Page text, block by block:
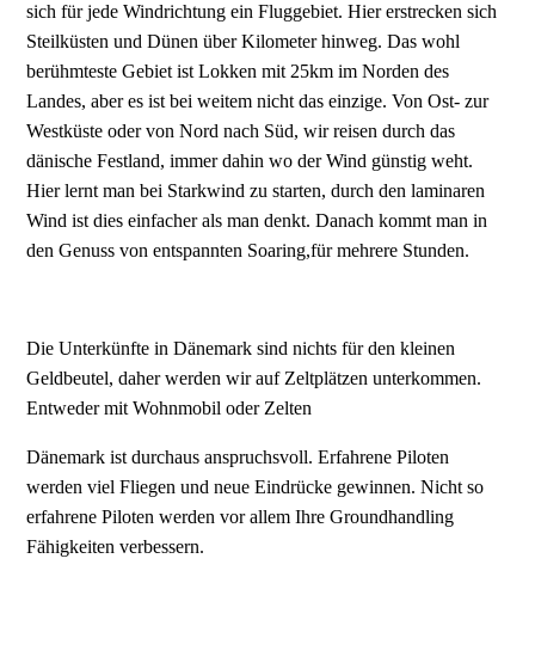
sich für jede Windrichtung ein Fluggebiet. Hier erstrecken sich
Steilküsten und Dünen über Kilometer hinweg. Das wohl
berühmteste Gebiet ist Lokken mit 25km im Norden des
Landes, aber es ist bei weitem nicht das einzige. Von Ost- zur
Westküste oder von Nord nach Süd, wir reisen durch das
dänische Festland, immer dahin wo der Wind günstig weht.
Hier lernt man bei Starkwind zu starten, durch den laminaren
Wind ist dies einfacher als man denkt. Danach kommt man in
den Genuss von entspannten Soaring,für mehrere Stunden.
Die Unterkünfte in Dänemark sind nichts für den kleinen
Geldbeutel, daher werden wir auf Zeltplätzen unterkommen.
Entweder mit Wohnmobil oder Zelten
Dänemark ist durchaus anspruchsvoll. Erfahrene Piloten
werden viel Fliegen und neue Eindrücke gewinnen. Nicht so
erfahrene Piloten werden vor allem Ihre Groundhandling
Fähigkeiten verbessern.